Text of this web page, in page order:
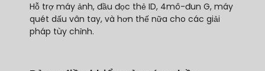
Hỗ trợ máy ảnh, đầu đọc thẻ ID, 4mô-đun G, máy
quét dấu vân tay, và hơn thế nữa cho các giải
pháp tùy chỉnh.